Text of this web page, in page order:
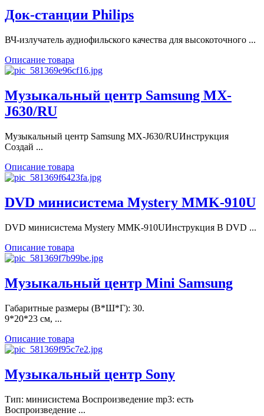
Док-станции Philips
ВЧ-излучатель аудиофильского качества для высокоточного ...
Описание товара
Музыкальный центр Samsung MX-
J630/RU
Музыкальный центр Samsung MX-J630/RUИнструкция
Создай ...
Описание товара
DVD минисистема Mystery MMK-910U
DVD минисистема Mystery MMK-910UИнструкция В DVD ...
Описание товара
Музыкальный центр Mini Samsung
Габаритные размеры (В*Ш*Г): 30.
9*20*23 см, ...
Описание товара
Музыкальный центр Sony
Тип: минисистема Воспроизведение mp3: есть
Воспроизведение ...